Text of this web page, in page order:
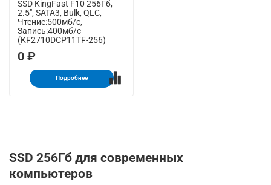
SSD KingFast F10 256Гб,
2.5", SATA3, Bulk, QLC,
Чтение:500мб/с,
Запись:400мб/с
(KF2710DCP11TF-256)
0 ₽
Подробнее
SSD 256Гб для современных
компьютеров